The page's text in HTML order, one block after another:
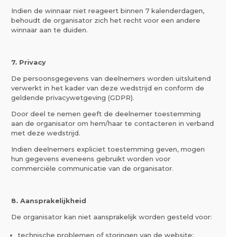
Indien de winnaar niet reageert binnen 7 kalenderdagen,
behoudt de organisator zich het recht voor een andere
winnaar aan te duiden.
7. Privacy
De persoonsgegevens van deelnemers worden uitsluitend
verwerkt in het kader van deze wedstrijd en conform de
geldende privacywetgeving (GDPR).
Door deel te nemen geeft de deelnemer toestemming
aan de organisator om hem/haar te contacteren in verband
met deze wedstrijd.
Indien deelnemers expliciet toestemming geven, mogen
hun gegevens eveneens gebruikt worden voor
commerciële communicatie van de organisator.
8. Aansprakelijkheid
De organisator kan niet aansprakelijk worden gesteld voor:
technische problemen of storingen van de website;